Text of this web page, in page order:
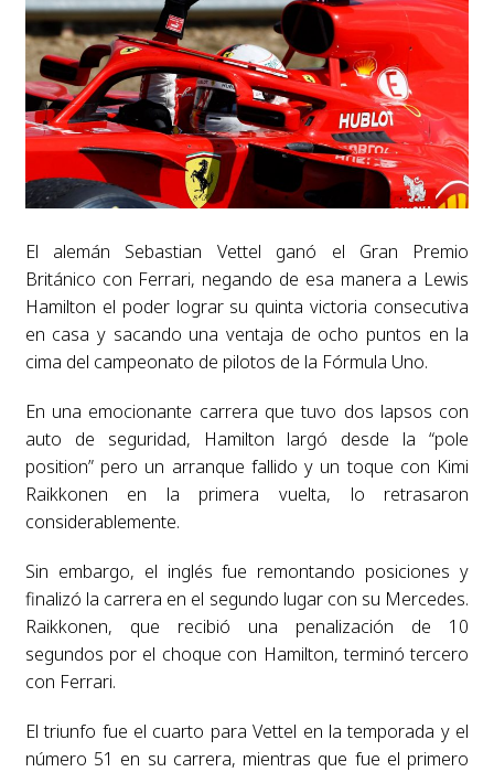
El alemán Sebastian Vettel ganó el Gran Premio
Británico con Ferrari, negando de esa manera a Lewis
Hamilton el poder lograr su quinta victoria consecutiva
en casa y sacando una ventaja de ocho puntos en la
cima del campeonato de pilotos de la Fórmula Uno.
En una emocionante carrera que tuvo dos lapsos con
auto de seguridad, Hamilton largó desde la “pole
position” pero un arranque fallido y un toque con Kimi
Raikkonen en la primera vuelta, lo retrasaron
considerablemente.
Sin embargo, el inglés fue remontando posiciones y
finalizó la carrera en el segundo lugar con su Mercedes.
Raikkonen, que recibió una penalización de 10
segundos por el choque con Hamilton, terminó tercero
con Ferrari.
El triunfo fue el cuarto para Vettel en la temporada y el
número 51 en su carrera, mientras que fue el primero